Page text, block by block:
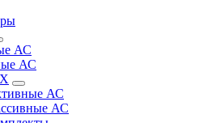
АС
АС
АС
АС